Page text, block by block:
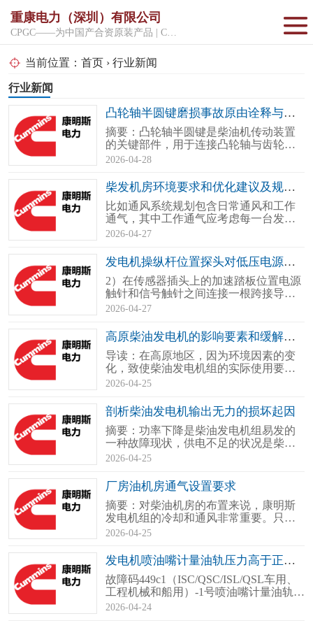
重康电力（深圳）有限公司
当前位置： 首页 › 行业新闻
行业新闻
凸轮轴半圆键磨损事故原由诠释与处置步骤
摘要：凸轮轴半圆键是柴油机传动装置
的关键部件，用于连接凸轮轴与齿轮，
确保动力传递的同步性。若其发生异样
异响甚至柴油机失效。而致使磨损的的
原因有很多，比如材料问题、规划“非
法”、安装问题康明斯发电机配件厂家..
2026-04-28
柴发机房环境要求和优化建议及规划专业技巧
比如通风系统规划包含日常通风和工作
通气，其中工作通气应考虑每一台发电
机组对进、排风面积的要求，并充分计
的危害。如果不把柴发机房设置在地面
一层的情形下，建议设在地下室的地下
一层而不宜设在地下二层及以下。因为..
2026-04-27
发电机操纵杆位置探头对低压电源短路怎么办
2）在传感器插头上的加速踏板位置电源
触针和信号触针之间连接一根跨接导
线，用服务软件读取故障码1239起功能
用，若是，则应继续核实损坏码和加速
踏板的状态；若不是，则察看ECM和
OEM线束插头触针是否脏污或故障。1）
断开钥..
2026-04-27
高原柴油发电机的影响要素和缓解举措
导读：在高原地区，因为环境因素的变
化，致使柴油发电机组的实际使用要素
与普通平原地区设计条件产生了较大的
性严重下降，会给选型用户造成了持续
不断的损失。因此，加强康明斯发电机
组高原环境适应性技术的基础研究作业..
2026-04-25
剖析柴油发电机输出无力的损坏起因
摘要：功率下降是柴油发电机组易发的
一种故障现状，供电不足的状况是柴油
发电机无负荷运行时基本正常，但带负
排黑烟，转速达不到额定转速且电压下
降。随着社会对柴发机组的性能要求越
来越严，柴油发电机功率下降损坏的检..
2026-04-25
厂房油机房通气设置要求
摘要：对柴油机房的布置来说，康明斯
发电机组的冷却和通风非常重要。只有
保证机房内足够的空气流量，及时带走
电机组正常的工况。若无良好的冷却和
通风，会使康明斯发电机组发电机组功
率折损，并使机器发生高水温现状报警..
2026-04-25
发电机喷油嘴计量油轨压力高于正常作业范围怎么修理
故障码449c1（ISC/QSC/ISL/QSL车用、
工程机械和船用）-1号喷油嘴计量油轨压
力数据有效但高于正常工作范围（较高
2026-04-24
固定开架式
超静音型
移动电站